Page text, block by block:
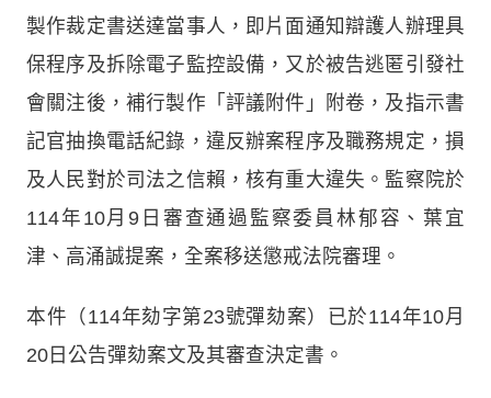
製作裁定書送達當事人，即片面通知辯護人辦理具
保程序及拆除電子監控設備，又於被告逃匿引發社
會關注後，補行製作「評議附件」附卷，及指示書
記官抽換電話紀錄，違反辦案程序及職務規定，損
及人民對於司法之信賴，核有重大違失。監察院於
114年10月9日審查通過監察委員林郁容、葉宜
津、高涌誠提案，全案移送懲戒法院審理。
本件（114年劾字第23號彈劾案）已於114年10月
20日公告彈劾案文及其審查決定書。